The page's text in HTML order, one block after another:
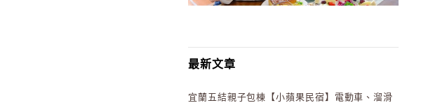
最新文章
宜蘭五結親子包棟【小蘋果民宿】電動車、溜滑